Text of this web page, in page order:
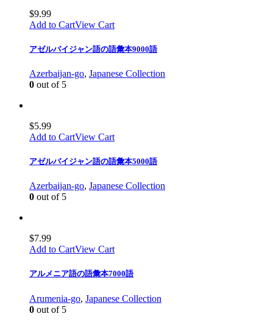
$9.99
Add to CartView Cart
アゼルバイジャン語の語彙本9000語
Azerbaijan-go, Japanese Collection
0 out of 5
$5.99
Add to CartView Cart
アゼルバイジャン語の語彙本5000語
Azerbaijan-go, Japanese Collection
0 out of 5
$7.99
Add to CartView Cart
アルメニア語の語彙本7000語
Arumenia-go, Japanese Collection
0 out of 5